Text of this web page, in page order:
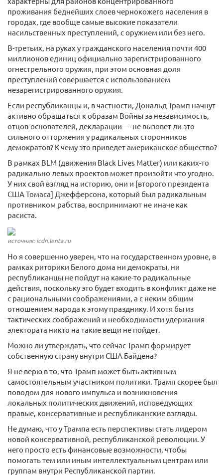
проживания беднейших слоев чернокожего населения в
городах, где вообще самые высокие показатели
насильственных преступлений, с оружием или без него.
В-третьих, на руках у гражданского населения почти 400
миллионов единиц официально зарегистрированного
огнестрельного оружия, при этом основная доля
преступлений совершается с использованием
незарегистрированного оружия.
Если республиканцы и, в частности, Дональд Трамп начнут
активно обращаться к образам Войны за независимость,
отцов-основателей, декларации — не вызовет ли это
сильного отторжения у радикальных сторонников
демократов? К чему это приведет американское общество?
В рамках BLM (движения Black Lives Matter) или каких-то
радикально левых проектов может произойти что угодно.
У них свой взгляд на историю, они и [второго президента
США Томаса] Джефферсона, который был радикальным
противником рабства, воспринимают не иначе как
расиста.
источник: icdn.lenta.ru
Но я совершенно уверен, что на государственном уровне, в
рамках риторики Белого дома ни демократы, ни
республиканцы не пойдут на какие-то радикальные
действия, поскольку это будет входить в конфликт даже не
с рациональными соображениями, а с неким общим
отношением народа к этому празднику. И хотя бы из
тактических соображений и необходимости удержания
электората никто на такие вещи не пойдет.
Можно ли утверждать, что сейчас Трамп формирует
собственную страну внутри США Байдена?
Я не верю в то, что Трамп может быть активным
самостоятельным участником политики. Трамп скорее был
поводом для нового импульса и возникновения
локальных политических движений, исповедующих
правые, консервативные и республиканские взгляды.
Не думаю, что у Трампа есть перспективы стать лидером
новой консервативной, республиканской революции. У
него просто есть финансовые возможности, чтобы
помогать тем или иным интеллектуальным центрам или
группам внутри Республиканской партии.